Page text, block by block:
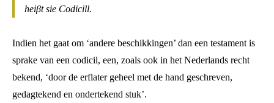
heiβt sie Codicill.
Indien het gaat om ‘andere beschikkingen’ dan een testament is
sprake van een codicil, een, zoals ook in het Nederlands recht
bekend, ‘door de erflater geheel met de hand geschreven,
gedagtekend en ondertekend stuk’.